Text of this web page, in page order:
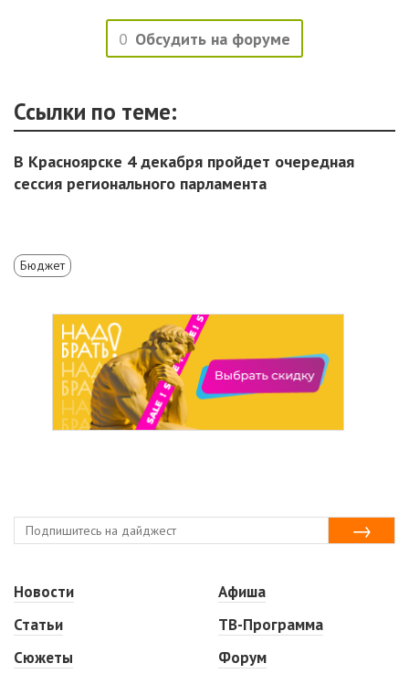
0 Обсудить на форуме
Ссылки по теме:
В Красноярске 4 декабря пройдет очередная
сессия регионального парламента
Бюджет
Новости
Статьи
Сюжеты
Афиша
ТВ-Программа
Форум